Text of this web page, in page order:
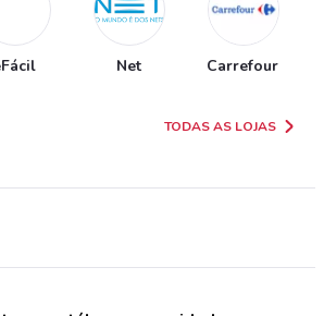
Net
Carrefour
TODAS AS LOJAS